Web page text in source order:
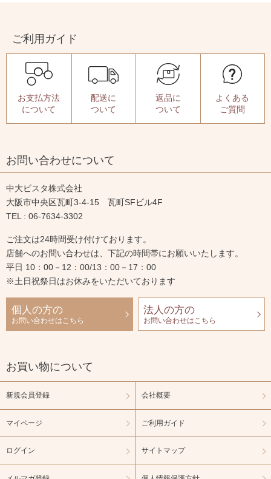
ご利用ガイド
お支払方法
について
配送に
ついて
返品に
ついて
よくある
ご質問
お問い合わせについて
中大ビスタ株式会社
大阪市中央区瓦町3-4-15 瓦町SFビル4F
TEL : 06-7634-3302
ご注文は24時間受け付けております。
店舗へのお問い合わせは、下記の時間帯にお願いいたします。
平日 10：00－12：00/13：00－17：00
※土日祝祭日はお休みをいただいております
個人の方の
お問い合わせはこちら
法人の方の
お問い合わせはこちら
お買い物について
新規会員登録
マイページ
ログイン
会社概要
ご利用ガイド
サイトマップ